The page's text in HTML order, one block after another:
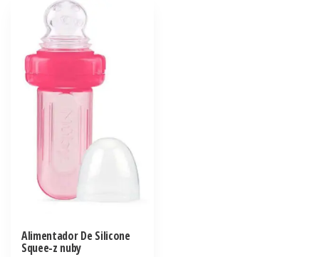
Alimentador De Silicone
Squee-z nuby